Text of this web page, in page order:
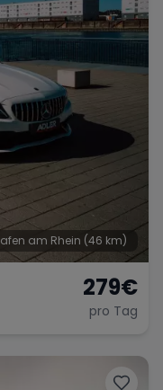
am Rhein (46 km)
279€
pro Tag